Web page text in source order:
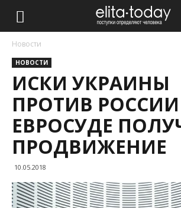
Новости
НОВОСТИ
ИСКИ УКРАИНЫ
ПРОТИВ
ЕВРОСУДЕ
ПРОДВИЖЕНИЕ
10.05.2018